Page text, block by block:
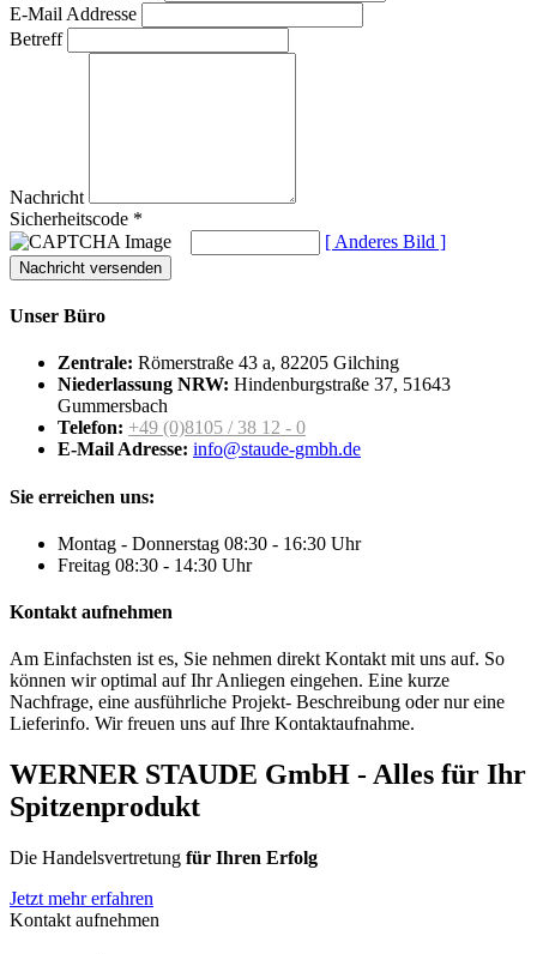
E-Mail Addresse
Betreff
Nachricht
Sicherheitscode *
[ Anderes Bild ]
Unser Büro
Zentrale: Römerstraße 43 a, 82205 Gilching
Niederlassung NRW: Hindenburgstraße 37, 51643
Gummersbach
Telefon: +49 (0)8105 / 38 12 - 0
E-Mail Adresse: info@staude-gmbh.de
Sie erreichen uns:
Montag - Donnerstag 08:30 - 16:30 Uhr
Freitag 08:30 - 14:30 Uhr
Kontakt aufnehmen
Am Einfachsten ist es, Sie nehmen direkt Kontakt mit uns auf. So
können wir optimal auf Ihr Anliegen eingehen. Eine kurze
Nachfrage, eine ausführliche Projekt- Beschreibung oder nur eine
Lieferinfo. Wir freuen uns auf Ihre Kontaktaufnahme.
WERNER STAUDE GmbH - Alles für Ihr
Spitzenprodukt
Die Handelsvertretung für Ihren Erfolg
Jetzt mehr erfahren
Kontakt aufnehmen